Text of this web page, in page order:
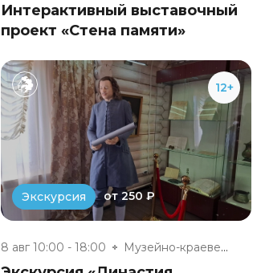
Интерактивный выставочный
проект «Стена памяти»
12+
Экскурсия от 250 ₽
8 авг 10:00 - 18:00 Музейно-краеведческий комплекс...